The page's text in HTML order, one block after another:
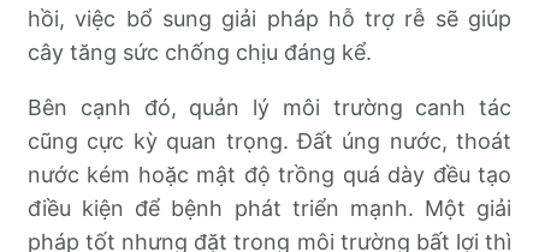
hồi, việc bổ sung giải pháp hỗ trợ rễ sẽ giúp
cây tăng sức chống chịu đáng kể.
Bên cạnh đó, quản lý môi trường canh tác
cũng cực kỳ quan trọng. Đất úng nước, thoát
nước kém hoặc mật độ trồng quá dày đều tạo
điều kiện để bệnh phát triển mạnh. Một giải
pháp tốt nhưng đặt trong môi trường bất lợi thì